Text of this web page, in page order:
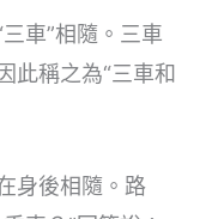
車”相隨。三車
此稱之為“三車和
身後相隨。路